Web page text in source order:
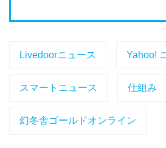
Livedoorニュース Yahoo!
スマートニュース 仕組み
幻冬舎ゴールドオンライン